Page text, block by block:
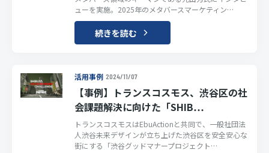
ューを実施。2025年のメタバースマーケティン…
続きを読む
活用事例 2024/11/07
【事例】トランスコスモス、渋谷区の社
会課題解決に向けた「SHIB…
トランスコスモスはEbuActionと共同で、一般社団法
人渋谷未来デザインが立ち上げた渋谷区を安全安心な
街にする「渋谷グッドマナープロジェクト…